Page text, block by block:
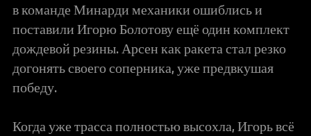
в команде Минарди механики ошиблись и
поставили Игорю Болотову ещё один комплект
дождевой резины. Арсен как ракета стал резко
догонять своего соперника, уже предвкушая
победу.
Когда уже трасса полностью высохла, Игорь всё